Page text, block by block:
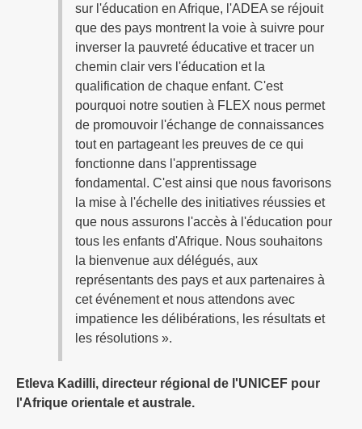
sur l'éducation en Afrique, l'ADEA se réjouit
que des pays montrent la voie à suivre pour
inverser la pauvreté éducative et tracer un
chemin clair vers l'éducation et la
qualification de chaque enfant. C'est
pourquoi notre soutien à FLEX nous permet
de promouvoir l'échange de connaissances
tout en partageant les preuves de ce qui
fonctionne dans l'apprentissage
fondamental. C'est ainsi que nous favorisons
la mise à l'échelle des initiatives réussies et
que nous assurons l'accès à l'éducation pour
tous les enfants d'Afrique. Nous souhaitons
la bienvenue aux délégués, aux
représentants des pays et aux partenaires à
cet événement et nous attendons avec
impatience les délibérations, les résultats et
les résolutions ».
Etleva Kadilli, directeur régional de l'UNICEF pour
l'Afrique orientale et australe.